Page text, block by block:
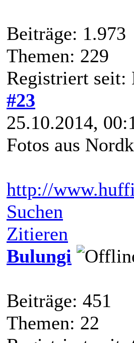
Beiträge: 1.973
Themen: 229
Registriert seit:
#23
25.10.2014,
Fotos aus
http://
Suchen
Zitieren
Bulungi
Beiträge: 451
Themen: 22